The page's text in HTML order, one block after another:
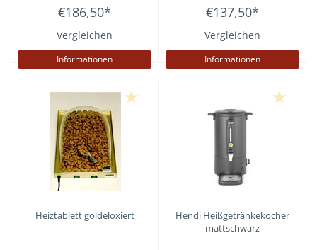
€186,50*
Vergleichen
Informationen
€137,50*
Vergleichen
Informationen
Heiztablett goldeloxiert Hendi Heißgetränkekocher
mattschwarz